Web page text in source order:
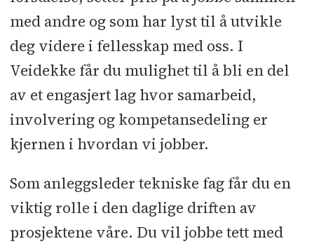
med andre og som har lyst til å utvikle
deg videre i fellesskap med oss. I
Veidekke får du mulighet til å bli en del
av et engasjert lag hvor samarbeid,
involvering og kompetansedeling er
kjernen i hvordan vi jobber.
Som anleggsleder tekniske fag får du en
viktig rolle i den daglige driften av
prosjektene våre. Du vil jobbe tett med